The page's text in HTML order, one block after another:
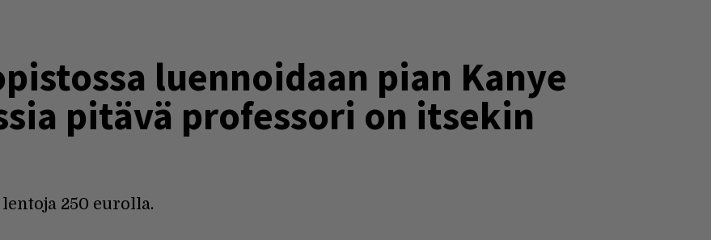
luennoidaan pian Kanye
pitävä professori on itsekin
250 eurolla.